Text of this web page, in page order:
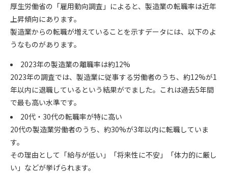
厚生労働省の「雇用動向調査」によると、製造業の転職率は近年
上昇傾向にあります。
製造業からの転職が増えていることを示すデータには、以下のよ
うなものがあります。
2023年の製造業の離職率は約12%
2023年の調査では、製造業に従事する労働者のうち、約12%が1
年以内に退職しているという結果がでました。これは過去5年間
で最も高い水準です。
20代・30代の転職率が特に高い
20代の製造業労働者のうち、約30%が3年以内に転職していま
す。
その理由として「給与が低い」「将来性に不安」「体力的に厳し
い」などが挙げられます。